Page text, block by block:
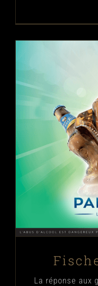
Biere News
La réponse aux